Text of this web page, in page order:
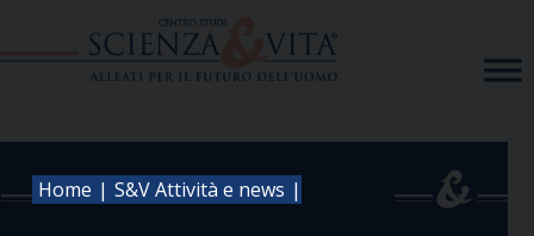
Home | S&V Attività e news |